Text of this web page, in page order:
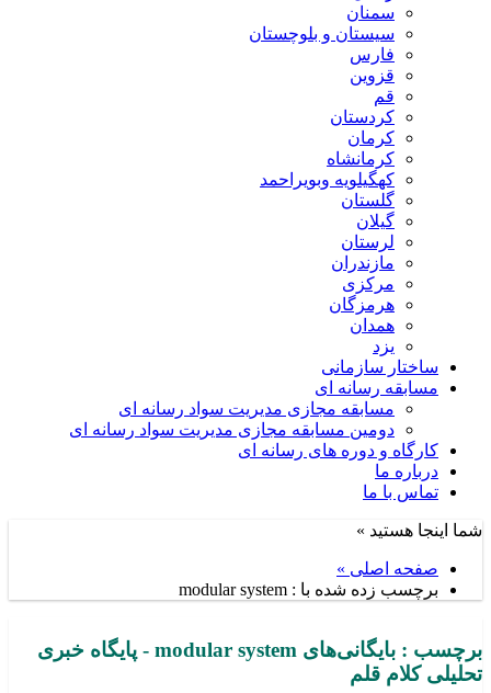
سمنان
سیستان و بلوچستان
فارس
قزوین
قم
کردستان
کرمان
کرمانشاه
کهگیلویه وبویراحمد
گلستان
گیلان
لرستان
مازندران
مرکزی
هرمزگان
همدان
یزد
ساختار سازمانی
مسابقه رسانه ای
مسابقه مجازی مدیریت سواد رسانه ای
دومین مسابقه مجازی مدیریت سواد رسانه ای
کارگاه و دوره های رسانه ای
درباره ما
تماس با ما
شما اینجا هستید »
صفحه اصلی »
برچسب زده شده با : modular system
برچسب : بایگانی‌های modular system - پایگاه خبری
تحلیلی کلام قلم